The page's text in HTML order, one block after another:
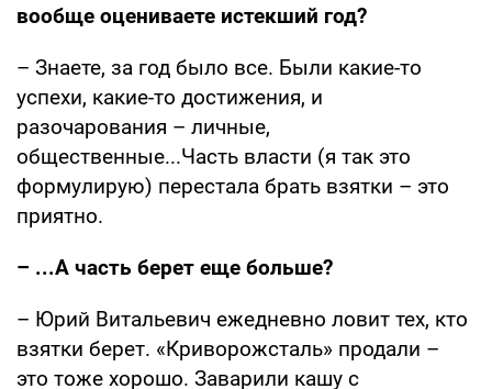
вообще оцениваете истекший год?
– Знаете, за год было все. Были какие-то
успехи, какие-то достижения, и
разочарования – личные,
общественные...Часть власти (я так это
формулирую) перестала брать взятки – это
приятно.
– ...А часть берет еще больше?
– Юрий Витальевич ежедневно ловит тех, кто
взятки берет. «Криворожсталь» продали –
это тоже хорошо. Заварили кашу с